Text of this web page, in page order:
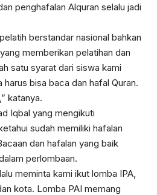
penghafalan Alquran selalu jadi
berstandar nasional bahkan
memberikan pelatihan dan
satu syarat dari siswa kami
bisa baca dan hafal Quran.
katanya.
Iqbal yang mengikuti
sudah memiliki hafalan
dan hafalan yang baik
perlombaan.
meminta kami ikut lomba IPA,
kota. Lomba PAI memang